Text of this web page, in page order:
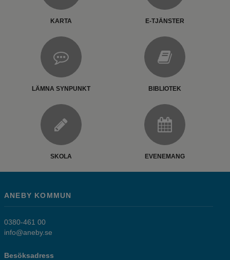
KARTA E-TJÄNSTER
LÄMNA SYNPUNKT BIBLIOTEK
SKOLA EVENEMANG
ANEBY KOMMUN
0380-461 00
info@aneby.se
Besöksadress